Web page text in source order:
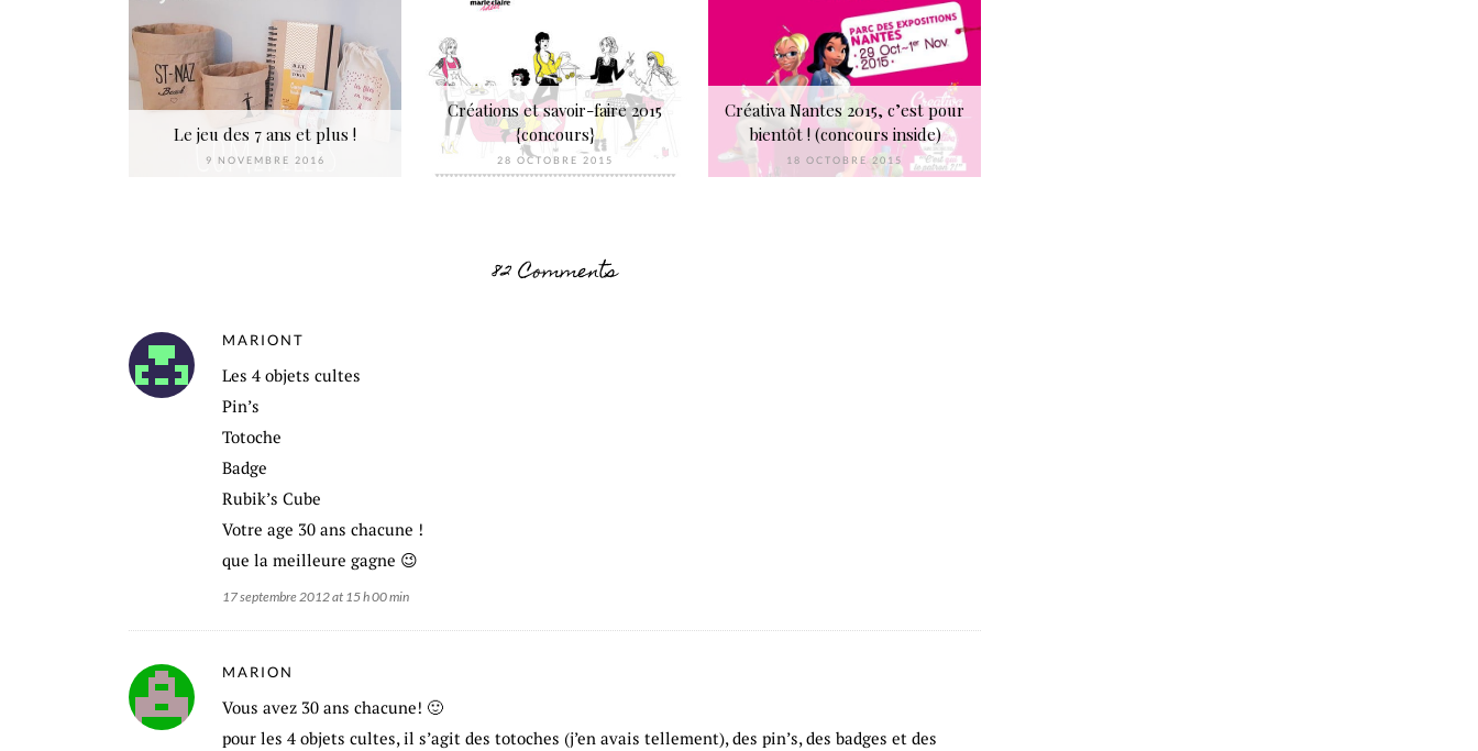
Le jeu des 7 ans et plus !
9 NOVEMBRE 2016
Créations et savoir-faire 2015
{concours}
28 OCTOBRE 2015
Créativa Nantes 2015, c’est pour
bientôt ! (concours inside)
18 OCTOBRE 2015
82 Comments
MARIONT
Les 4 objets cultes
Pin’s
Totoche
Badge
Rubik’s Cube
Votre age 30 ans chacune !
que la meilleure gagne 😉
17 septembre 2012 at 15 h 00 min
MARION
Vous avez 30 ans chacune! 🙂
pour les 4 objets cultes, il s’agit des totoches (j’en avais tellement), des pin’s, des badges et des